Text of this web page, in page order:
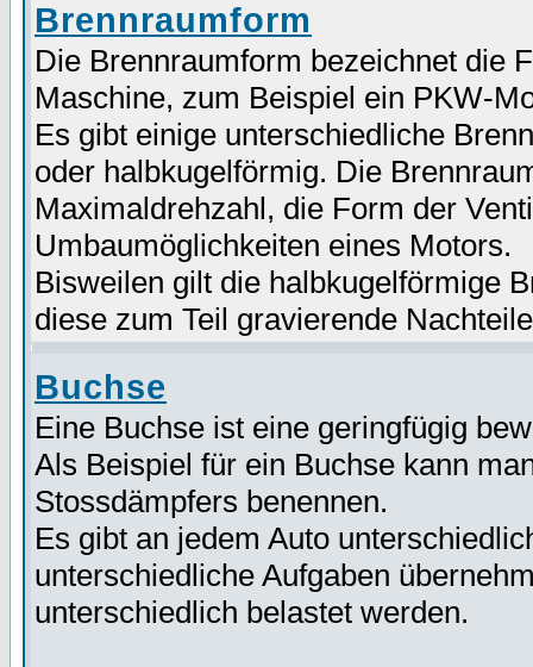
Brennraumform
Die Brennraumform bezeichnet die
Maschine, zum Beispiel ein PKW-
Es gibt einige unterschiedliche
oder halbkugelförmig. Die
Maximaldrehzahl, die Form der
Umbaumöglichkeiten eines Motors.
Bisweilen gilt die halbkugelförmige
diese zum Teil gravierende
Buchse
Eine Buchse ist eine geringfügig
Als Beispiel für ein Buchse kann
Stossdämpfers benennen.
Es gibt an jedem Auto
unterschiedliche Aufgaben
unterschiedlich belastet werden.